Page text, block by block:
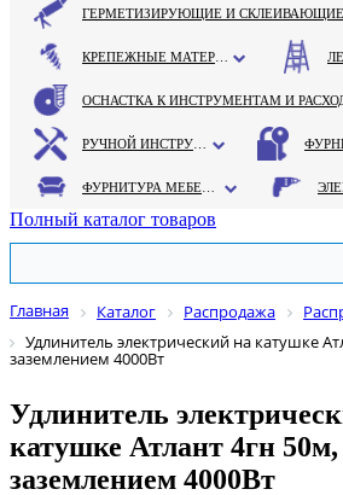
Полный каталог товаров
Главная Каталог Распродажа
Удлинитель электрический на катушке
заземлением 4000Вт
Удлинитель
катушке Атлант 4гн 50м,
заземлением 4000Вт